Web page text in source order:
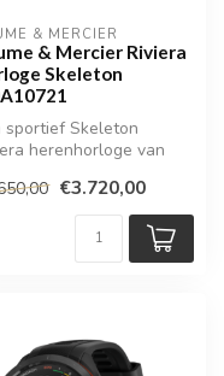
& MERCIER
& Mercier Riviera
Skeleton
sportief Skeleton
herenhorloge van
€3.720,00